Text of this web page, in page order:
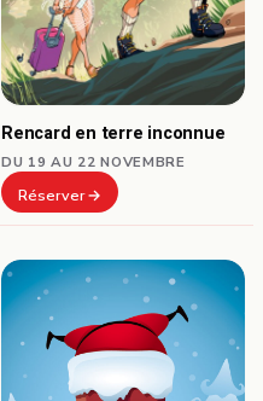
Rencard en terre inconnue
DU 19 AU 22 NOVEMBRE
Réserver